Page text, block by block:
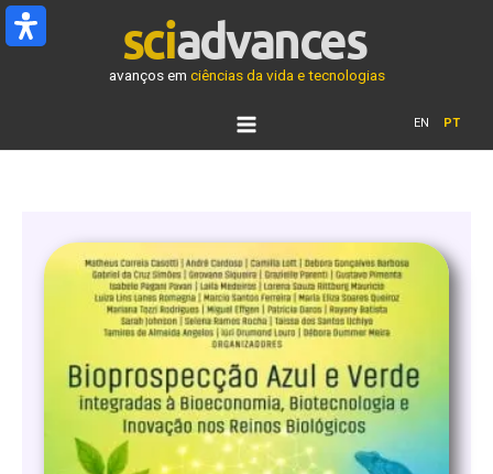
Ir
para
avanços em ciências da vida e tecnologias
EN PT